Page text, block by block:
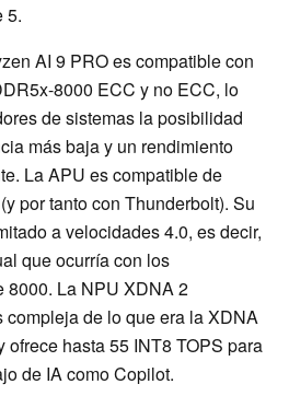
5.
AI 9 PRO es compatible con
8000 ECC y no ECC, lo
de sistemas la posibilidad
más baja y un rendimiento
La APU es compatible de
por tanto con Thunderbolt). Su
a velocidades 4.0, es decir,
que ocurría con los
8000. La NPU XDNA 2
compleja de lo que era la XDNA
ofrece hasta 55 INT8 TOPS para
de IA como Copilot.